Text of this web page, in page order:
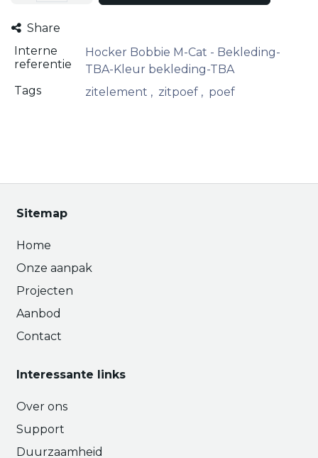
Share
Interne
referentie
Hocker Bobbie M-Cat - Bekleding-
TBA-Kleur bekleding-TBA
Tags
zitelement , zitpoef, poef
Sitemap
Home
Onze aanpak
Projecten
Aanbod
Contact
Interessante links
Over ons
Support
Duurzaamheid